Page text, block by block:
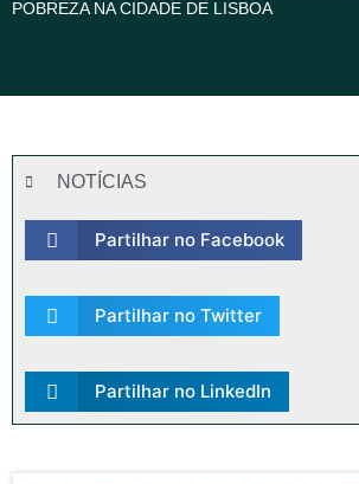
POBREZA NA CIDADE DE LISBOA
NOTÍCIAS
Partilhar no Facebook
Partilhar no Twitter
Partilhar no LinkedIn